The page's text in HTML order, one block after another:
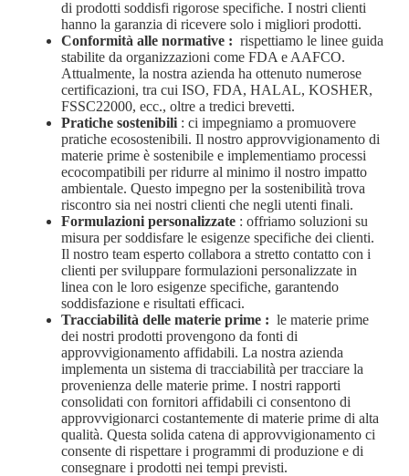
di prodotti soddisfi rigorose specifiche. I nostri clienti
hanno la garanzia di ricevere solo i migliori prodotti.
Conformità alle normative : rispettiamo le linee guida
stabilite da organizzazioni come FDA e AAFCO.
Attualmente, la nostra azienda ha ottenuto numerose
certificazioni, tra cui ISO, FDA, HALAL, KOSHER,
FSSC22000, ecc., oltre a tredici brevetti.
Pratiche sostenibili: ci impegniamo a promuovere
pratiche ecosostenibili. Il nostro approvvigionamento di
materie prime è sostenibile e implementiamo processi
ecocompatibili per ridurre al minimo il nostro impatto
ambientale. Questo impegno per la sostenibilità trova
riscontro sia nei nostri clienti che negli utenti finali.
Formulazioni personalizzate: offriamo soluzioni su
misura per soddisfare le esigenze specifiche dei clienti.
Il nostro team esperto collabora a stretto contatto con i
clienti per sviluppare formulazioni personalizzate in
linea con le loro esigenze specifiche, garantendo
soddisfazione e risultati efficaci.
Tracciabilità delle materie prime : le materie prime
dei nostri prodotti provengono da fonti di
approvvigionamento affidabili. La nostra azienda
implementa un sistema di tracciabilità per tracciare la
provenienza delle materie prime. I nostri rapporti
consolidati con fornitori affidabili ci consentono di
approvvigionarci costantemente di materie prime di alta
qualità. Questa solida catena di approvvigionamento ci
consente di rispettare i programmi di produzione e di
consegnare i prodotti nei tempi previsti.